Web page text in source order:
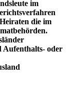
im
die im
Aufenthalts- oder